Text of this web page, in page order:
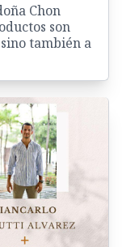
Chon
son
también a